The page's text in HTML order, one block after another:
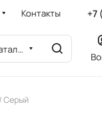
Контакты +7
Каталог
Серый